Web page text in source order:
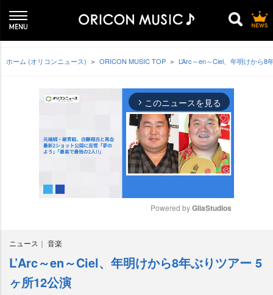
ホーム (オリコンニュース) ORICON MUSIC TOP L’Arc～en～Ciel、年明けから
arrow_forward_ios このニュースを見る
e
Powered by GliaStudios
ニュース 音楽
L’Arc～en～Ciel、年明けから8年ぶりツアー 5
ヶ所12公演